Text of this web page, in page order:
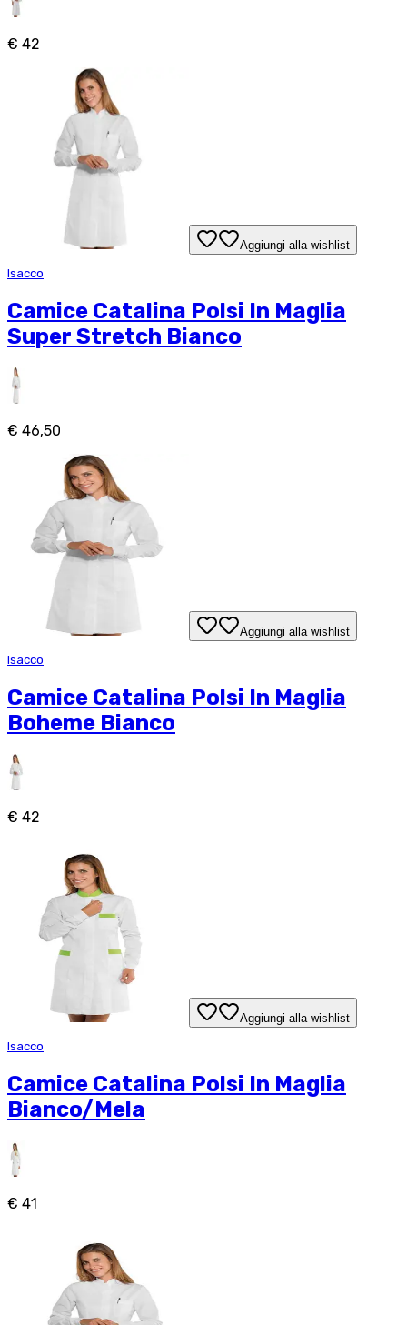
€ 42
Aggiungi alla wishlist
Isacco
Camice Catalina Polsi In Maglia
Super Stretch Bianco
€ 46,50
Aggiungi alla wishlist
Isacco
Camice Catalina Polsi In Maglia
Boheme Bianco
€ 42
Aggiungi alla wishlist
Isacco
Camice Catalina Polsi In Maglia
Bianco/Mela
€ 41